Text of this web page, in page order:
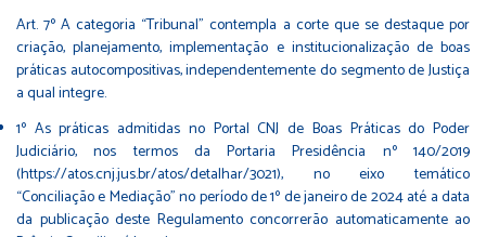
Art. 7º A categoria “Tribunal” contempla a corte que se destaque por
criação, planejamento, implementação e institucionalização de boas
práticas autocompositivas, independentemente do segmento de Justiça
a qual integre.
1º As práticas admitidas no Portal CNJ de Boas Práticas do Poder
Judiciário, nos termos da Portaria Presidência nº 140/2019
(https://atos.cnj.jus.br/atos/detalhar/3021), no eixo temático
“Conciliação e Mediação” no período de 1º de janeiro de 2024 até a data
da publicação deste Regulamento concorrerão automaticamente ao